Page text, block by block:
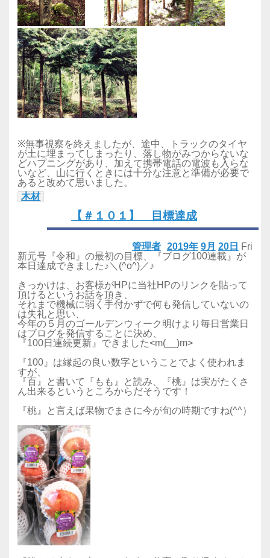
※無事視察を終えましたが、途中、トラックのタイヤ
が土に埋まってしまったり、落し物がみつからないな
どハプニングがあり、加えて携帯電話の電波も入らな
いなど、山に行くときには十分な注意と準備が必要で
あると改めて思いました。
木材
【＃１０１】 目標達成
2019年 9月 20日 Fri
管理者
新元号『令和』の最初の目標、『ブログ100連載』が
本日達成できました♪＼(^o^)／♪
きっかけは、お客様がHPに当社HPのリンクを貼って
頂けるというお話を頂き、
それまで機械に弱く手付かずで何も発信していないの
は失礼と思い、
今年の５月のゴールデンウィーク明けより毎日営業日
はブログを発信することに決め、
『100日連続更新』できました<m(__)m>
『100』は縁起の良い数字ということでよく使われま
すが、
『百』と書いて『もも』と読み、『桃』は実がたくさ
ん出来るというところからだそうです！
『桃』と言えば果物でまさに今が旬の時期ですね(^^）